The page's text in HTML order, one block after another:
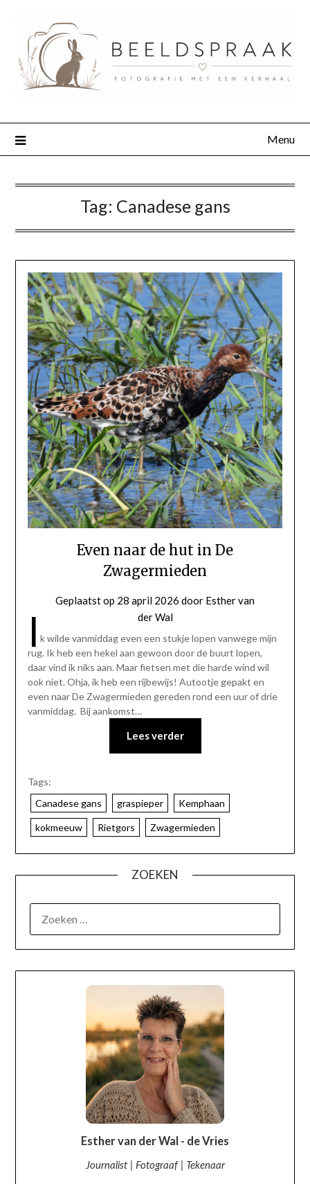
Menu
Tag: Canadese gans
Even naar de hut in De
Zwagermieden
Geplaatst op 28 april 2026 door Esther van
der Wal
I k wilde vanmiddag even een stukje lopen vanwege mijn
rug. Ik heb een hekel aan gewoon door de buurt lopen,
daar vind ik niks aan. Maar fietsen met die harde wind wil
ook niet. Ohja, ik heb een rijbewijs! Autootje gepakt en
even naar De Zwagermieden gereden rond een uur of drie
vanmiddag. Bij aankomst…
Lees verder
Tags:
Canadese gans
graspieper Kemphaan
kokmeeuw Rietgors Zwagermieden
ZOEKEN
OVER MIJ
Esther van der Wal - de Vries
Journalist | Fotograaf | Tekenaar